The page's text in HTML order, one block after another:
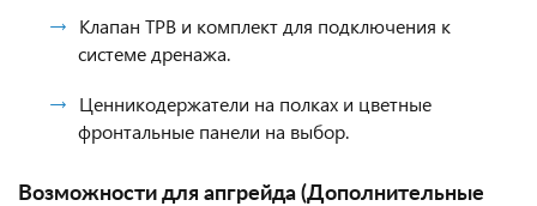
Клапан ТРВ и комплект для подключения к
системе дренажа.
Ценникодержатели на полках и цветные
фронтальные панели на выбор.
Возможности для апгрейда (Дополнительные